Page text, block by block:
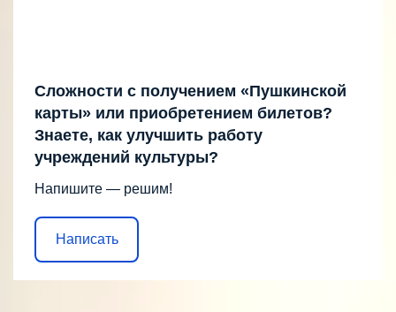
Сложности с получением «Пушкинской
карты» или приобретением билетов?
Знаете, как улучшить работу
учреждений культуры?
Напишите — решим!
Написать